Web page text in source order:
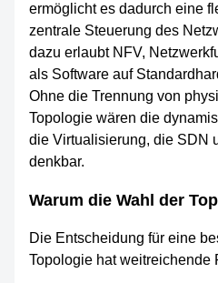
ermöglicht es dadurch eine
zentrale Steuerung des
dazu erlaubt NFV,
als Software auf
Ohne die Trennung von
Topologie wären die
die Virtualisierung, die SDN
denkbar.
Warum die Wahl der
Die Entscheidung für eine
Topologie hat weitreichende